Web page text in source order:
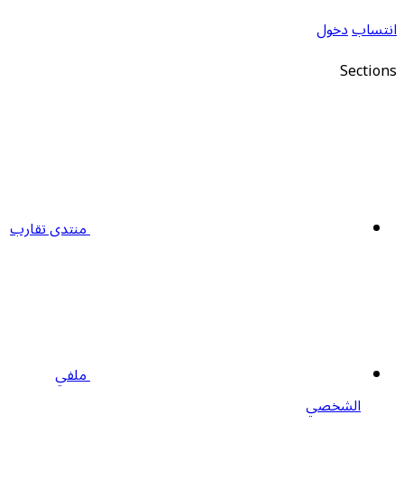
انتسابدخول
Sections
منتدى تقارب
ملفي
الشخصي